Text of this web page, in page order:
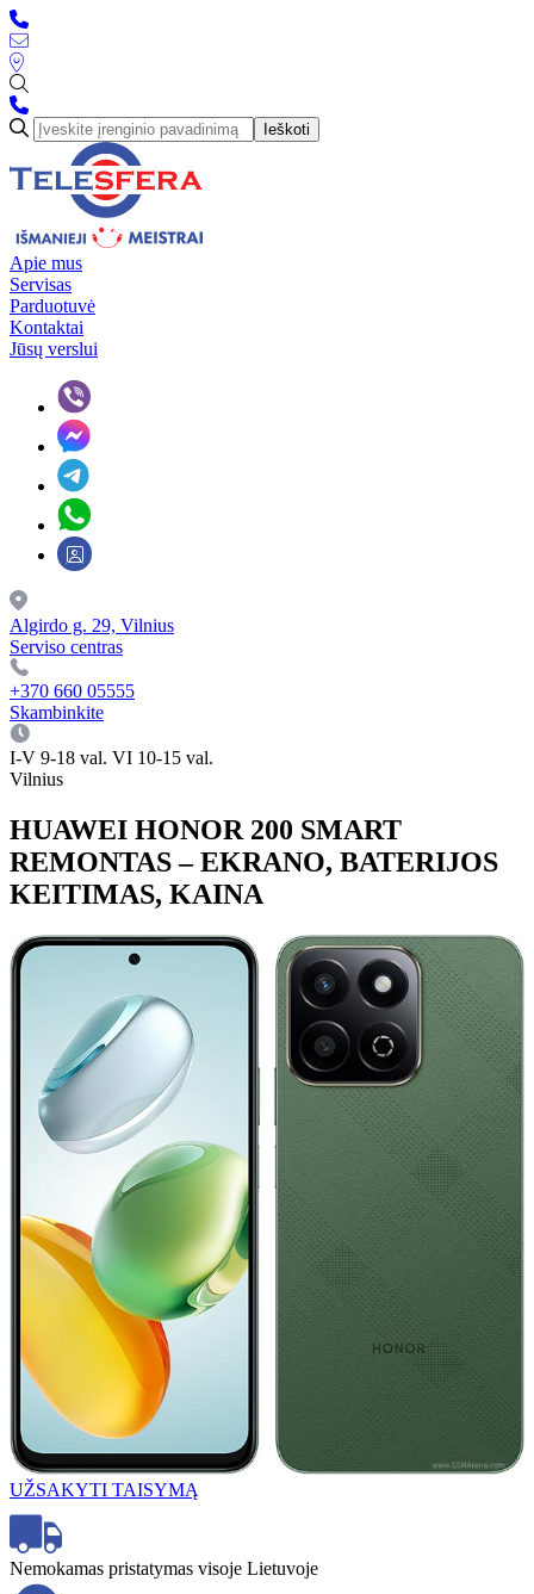
Ieškoti
Apie mus
Servisas
Parduotuvė
Kontaktai
Jūsų verslui
Algirdo g. 29, Vilnius
Serviso centras
+370 660 05555
Skambinkite
I-V 9-18 val. VI 10-15 val.
Vilnius
HUAWEI HONOR 200 SMART
REMONTAS – EKRANO, BATERIJOS
KEITIMAS, KAINA
UŽSAKYTI TAISYMĄ
Nemokamas pristatymas visoje Lietuvoje